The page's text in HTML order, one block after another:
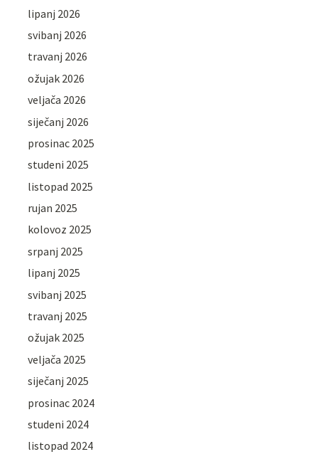
lipanj 2026
svibanj 2026
travanj 2026
ožujak 2026
veljača 2026
siječanj 2026
prosinac 2025
studeni 2025
listopad 2025
rujan 2025
kolovoz 2025
srpanj 2025
lipanj 2025
svibanj 2025
travanj 2025
ožujak 2025
veljača 2025
siječanj 2025
prosinac 2024
studeni 2024
listopad 2024